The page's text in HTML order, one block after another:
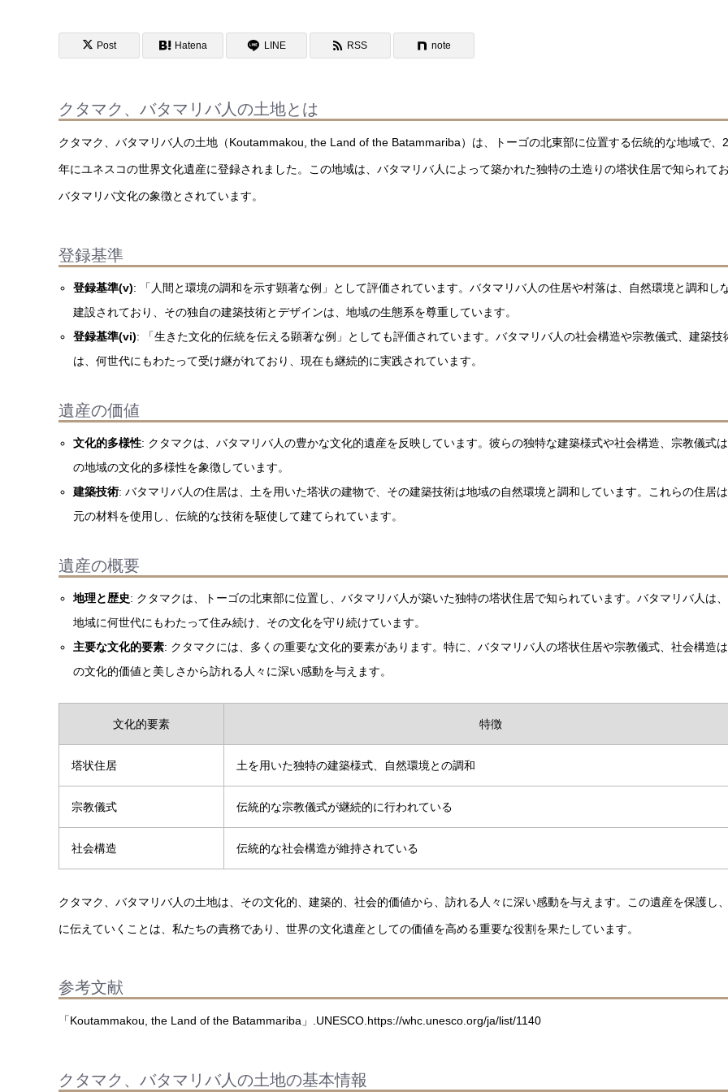
Post Hatena LINE RSS note
クタマク、バタマリバ人の土地とは
クタマク、バタマリバ人の土地（Koutammakou, the Land of the Batammariba）は、トーゴの北東部に位置する伝統的な地域で、
年にユネスコの世界文化遺産に登録されました。この地域は、バタマリバ人によって築かれた独特の土造りの塔状住居で知られて
バタマリバ文化の象徴とされています。
登録基準
登録基準(v): 「人間と環境の調和を示す顕著な例」として評価されています。バタマリバ人の住居や村落は、自然環境と調和し
建設されており、その独自の建築技術とデザインは、地域の生態系を尊重しています。
登録基準(vi): 「生きた文化的伝統を伝える顕著な例」としても評価されています。バタマリバ人の社会構造や宗教儀式、建築技
は、何世代にもわたって受け継がれており、現在も継続的に実践されています。
遺産の価値
文化的多様性: クタマクは、バタマリバ人の豊かな文化的遺産を反映しています。彼らの独特な建築様式や社会構造、宗教儀式
の地域の文化的多様性を象徴しています。
建築技術: バタマリバ人の住居は、土を用いた塔状の建物で、その建築技術は地域の自然環境と調和しています。これらの住居
元の材料を使用し、伝統的な技術を駆使して建てられています。
遺産の概要
地理と歴史: クタマクは、トーゴの北東部に位置し、バタマリバ人が築いた独特の塔状住居で知られています。バタマリバ人は
地域に何世代にもわたって住み続け、その文化を守り続けています。
主要な文化的要素: クタマクには、多くの重要な文化的要素があります。特に、バタマリバ人の塔状住居や宗教儀式、社会構造
の文化的価値と美しさから訪れる人々に深い感動を与えます。
文化的要素 特徴
塔状住居 土を用いた独特の建築様式、自然環境との調和
宗教儀式 伝統的な宗教儀式が継続的に行われている
社会構造 伝統的な社会構造が維持されている
クタマク、バタマリバ人の土地は、その文化的、建築的、社会的価値から、訪れる人々に深い感動を与えます。この遺産を保護し
に伝えていくことは、私たちの責務であり、世界の文化遺産としての価値を高める重要な役割を果たしています。
参考文献
「Koutammakou, the Land of the Batammariba」.UNESCO.https://whc.unesco.org/ja/list/1140
クタマク、バタマリバ人の土地の基本情報